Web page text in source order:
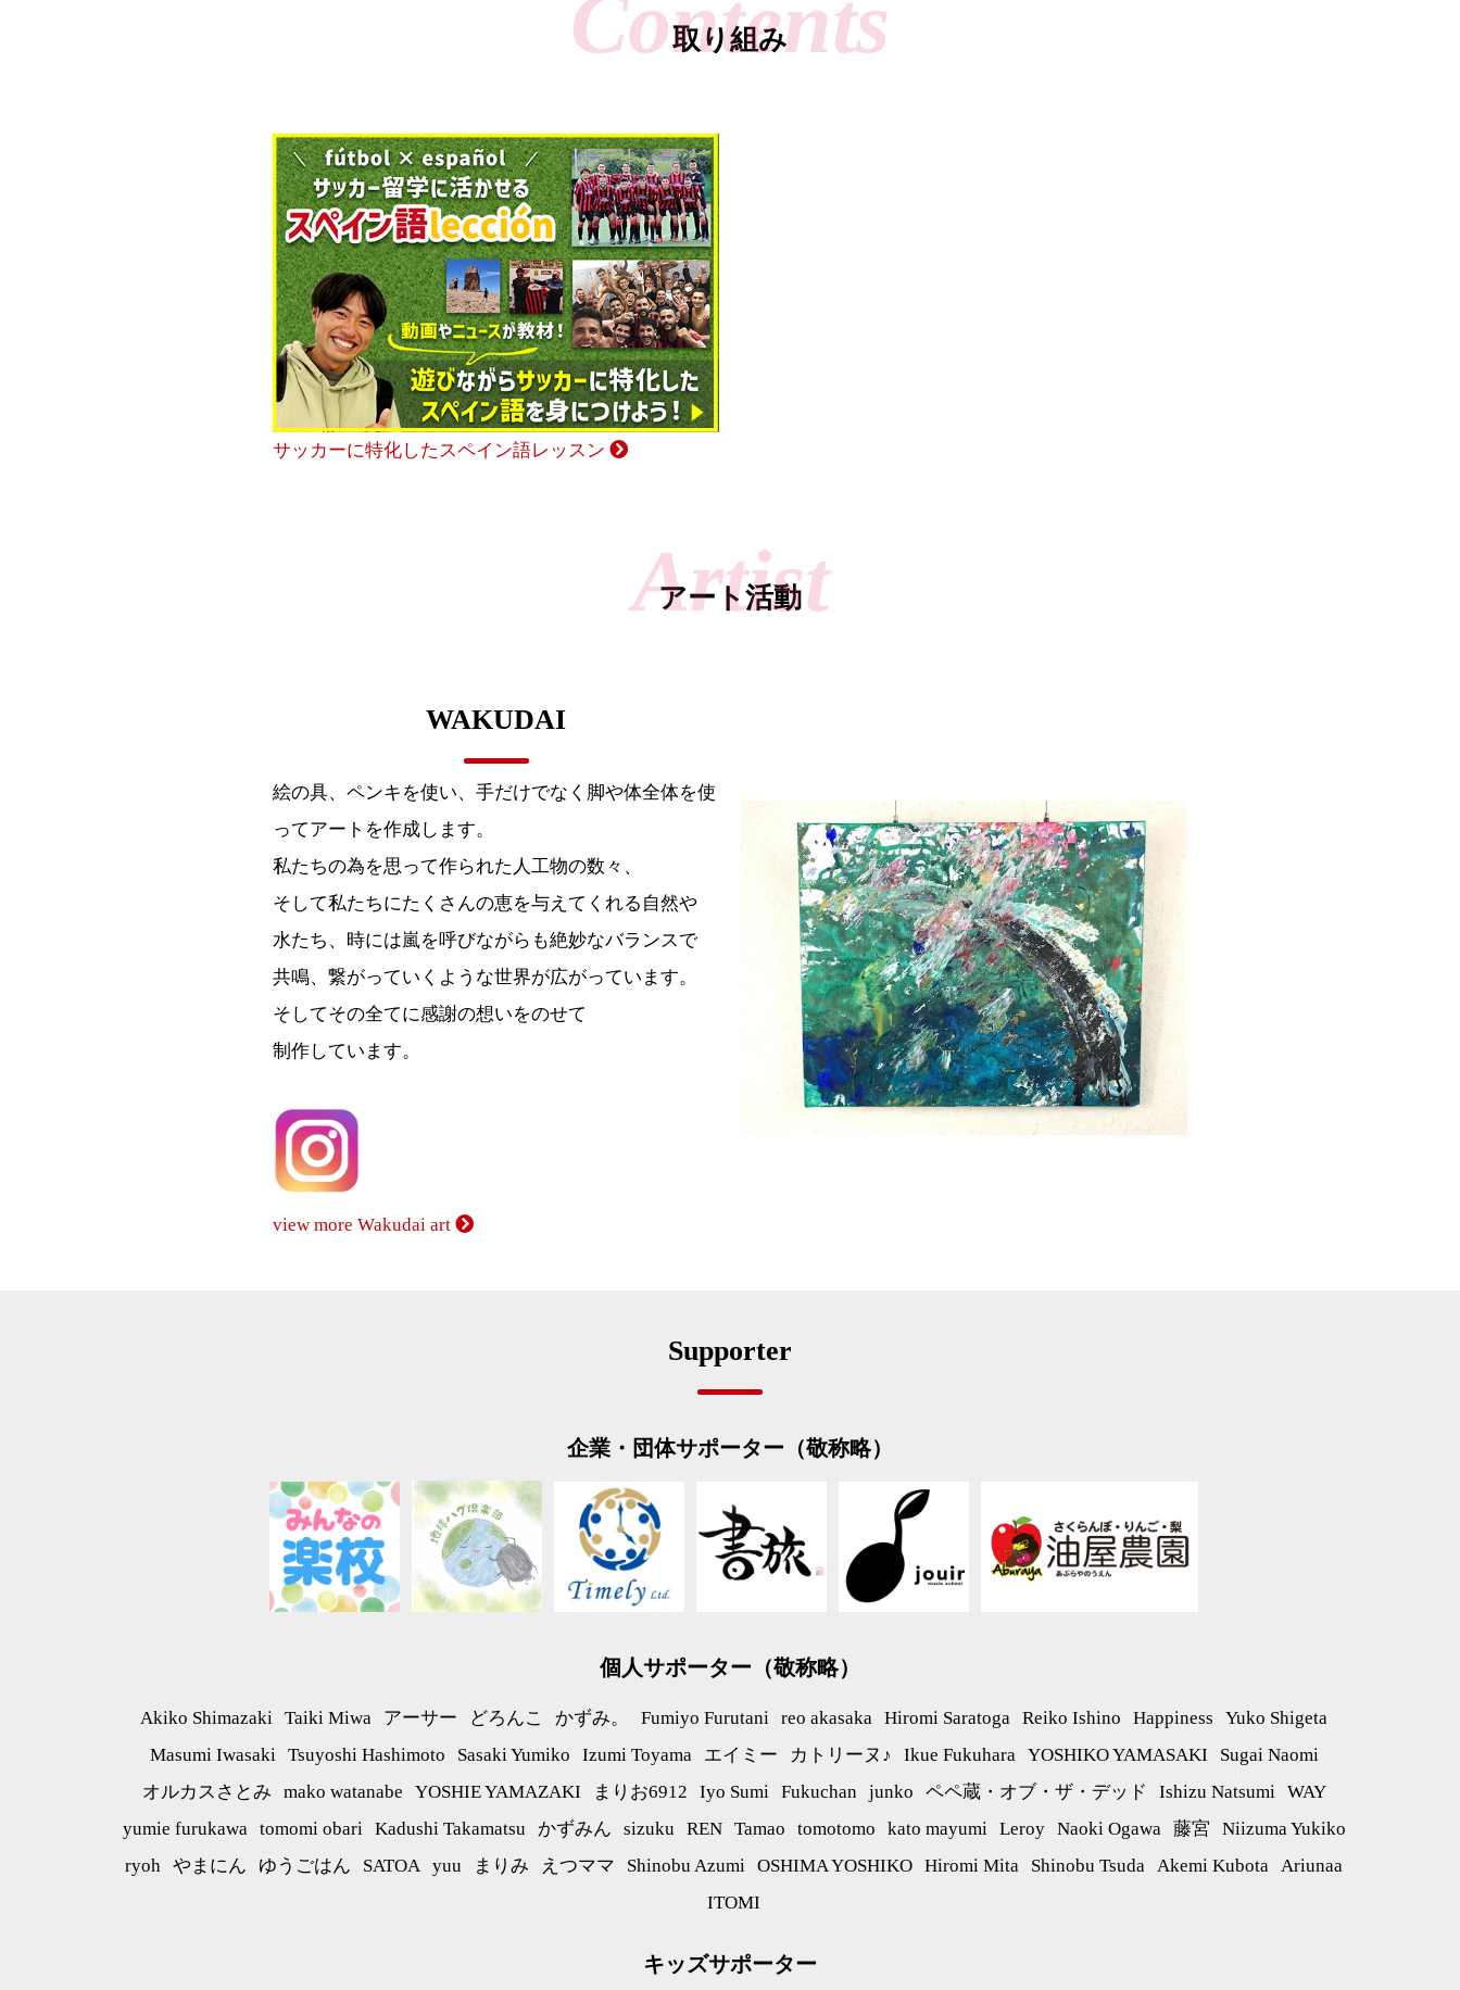
取り組み
サッカーに特化したスペイン語レッスン
アート活動
WAKUDAI
絵の具、ペンキを使い、手だけでなく脚や体全体を使
ってアートを作成します。
私たちの為を思って作られた人工物の数々、
そして私たちにたくさんの恵を与えてくれる自然や
水たち、時には嵐を呼びながらも絶妙なバランスで
共鳴、繋がっていくような世界が広がっています。
そしてその全てに感謝の想いをのせて
制作しています。
view more Wakudai art
Supporter
企業・団体サポーター（敬称略）
個人サポーター（敬称略）
Akiko Shimazaki Taiki Miwa アーサー どろんこ かずみ。 Fumiyo Furutani reo akasaka Hiromi Saratoga Reiko Ishino Happiness
Yuko Shigeta
Masumi Iwasaki
Tsuyoshi Hashimoto Sasaki Yumiko Izumi Toyama エイミー カトリーヌ♪ Ikue Fukuhara YOSHIKO YAMASAKI
Sugai Naomi
オルカスさとみ
mako watanabe YOSHIE YAMAZAKI まりお6912 Iyo Sumi Fukuchan junko ペペ蔵・オブ・ザ・デッド Ishizu Natsumi
WAY
yumie furukawa
tomomi obari Kadushi Takamatsu かずみん sizuku REN Tamao tomotomo kato mayumi Leroy Naoki Ogawa 藤宮
Niizuma Yukiko
ryoh やまにん ゆうごはん SATOA yuu まりみ えつママ Shinobu Azumi OSHIMA YOSHIKO Hiromi Mita Shinobu Tsuda Akemi Kubota Ariunaa
ITOMI
キッズサポーター